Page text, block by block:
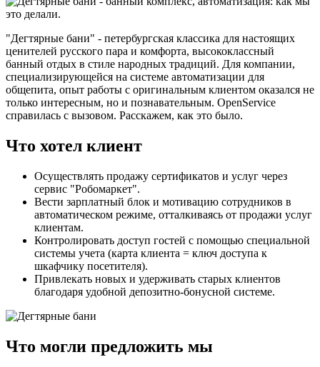
"Дегтярные бани" - петербургская классика для настоящих
ценителей русского пара и комфорта, высококлассный
банный отдых в стиле народных традиций. Для компании,
специализирующейся на системе автоматизации для
общепита, опыт работы с оригинальным клиентом оказался не
только интересным, но и познавательным. OpenService
справилась с вызовом. Расскажем, как это было.
Что хотел клиент
Осуществлять продажу сертификатов и услуг через
сервис "Робомаркет".
Вести зарплатный блок и мотивацию сотрудников в
автоматическом режиме, отталкиваясь от продажи услуг
клиентам.
Контролировать доступ гостей с помощью специальной
системы учета (карта клиента = ключ доступа к
шкафчику посетителя).
Привлекать новых и удерживать старых клиентов
благодаря удобной депозитно-бонусной системе.
Что могли предложить мы